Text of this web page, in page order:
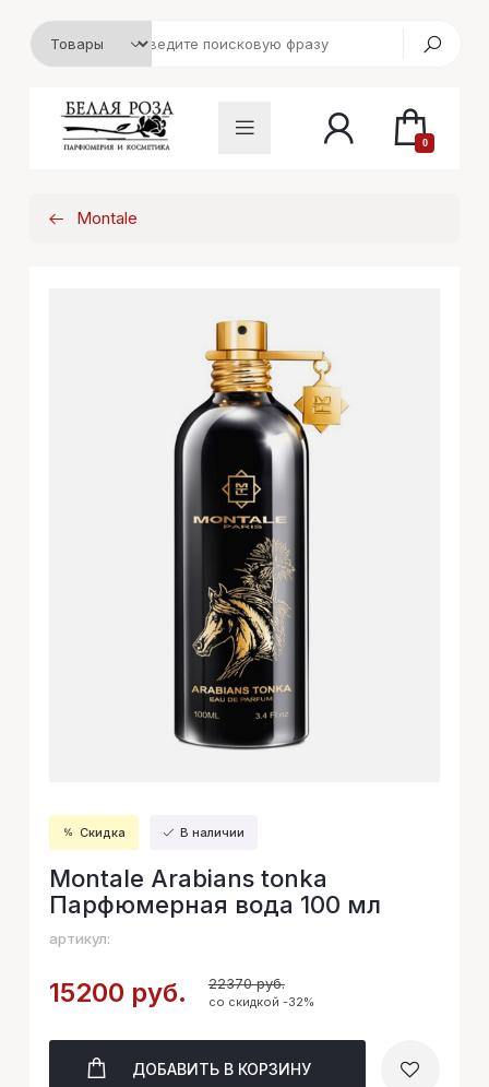
0
Montale
Скидка В наличии
Montale Arabians tonka
Парфюмерная вода 100 мл
артикул:
15200 руб. 22370 руб.
со скидкой -32%
ДОБАВИТЬ В КОРЗИНУ